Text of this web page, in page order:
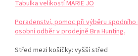
Tabulka velikostí MARIE JO
Poradenství, pomoc při výběru
osobní odběr v prodejně Bra Hunting.
Střed mezi košíčky: vyšší střed